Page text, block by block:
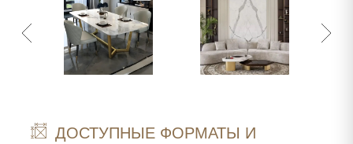
ДОСТУПНЫЕ ФОРМАТЫ И